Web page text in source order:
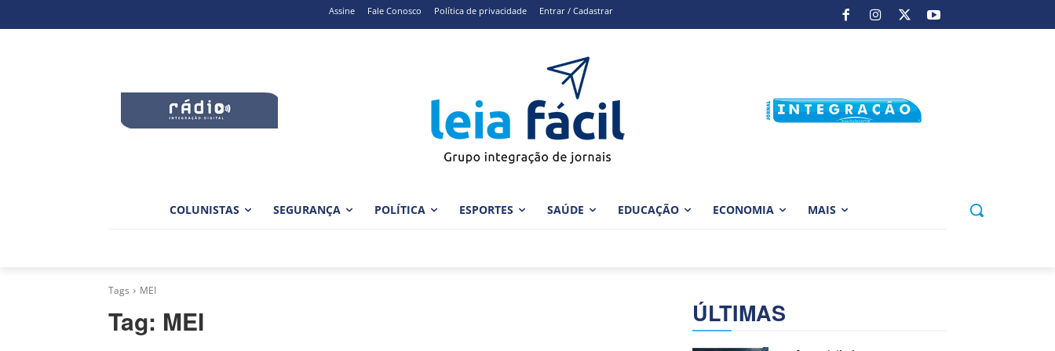
Assine Fale Conosco Política de privacidade Entrar / Cadastrar
COLUNISTAS SEGURANÇA POLÍTICA ESPORTES SAÚDE EDUCAÇÃO ECONOMIA MAIS
Tags MEI
Tag: MEI ÚLTIMAS